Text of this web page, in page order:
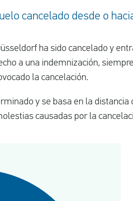
cancelado desde o
ha sido cancelado y
a una indemnización,
la cancelación.
y se basa en la distancia
causadas por la